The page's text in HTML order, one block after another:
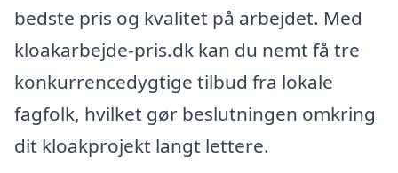
bedste pris og kvalitet på arbejdet. Med
kloakarbejde-pris.dk kan du nemt få tre
konkurrencedygtige tilbud fra lokale
fagfolk, hvilket gør beslutningen omkring
dit kloakprojekt langt lettere.